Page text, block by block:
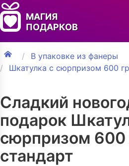
МАГИЯ
ПОДАРКОВ
В упаковке из фанеры
Шкатулка с сюрпризом 600
Сладкий
подарок
сюрпризом
стандарт